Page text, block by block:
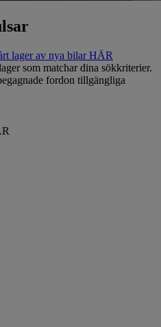
lager av nya bilar HÄR
som matchar dina sökkriterier.
fordon tillgängliga